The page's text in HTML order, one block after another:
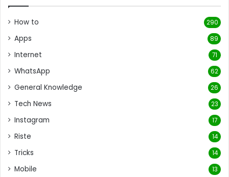
How to 290
Apps 89
Internet 71
WhatsApp 62
General Knowledge 26
Tech News 23
Instagram 17
Riste 14
Tricks 14
Mobile 13